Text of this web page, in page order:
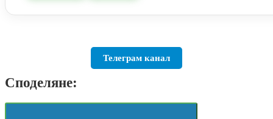
Телеграм канал
Споделяне: